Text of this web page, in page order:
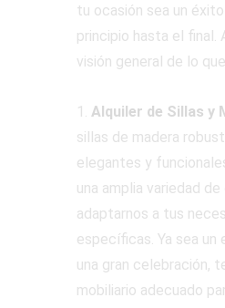
tu ocasión sea un
principio hasta el final.
visión general de lo
1. Alquiler de Sillas y
sillas de madera
elegantes y
una amplia variedad
adaptarnos a tus
específicas. Ya sea
una gran celebración,
mobiliario adecuado